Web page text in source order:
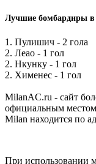
Лучшие бомбардиры
1. Пулишич - 2 гола
2. Леао - 1 гол
2. Нкунку - 1 гол
2. Хименес - 1 гол
MilanAC.ru - сайт
официальным
Milan находится по
При использовании